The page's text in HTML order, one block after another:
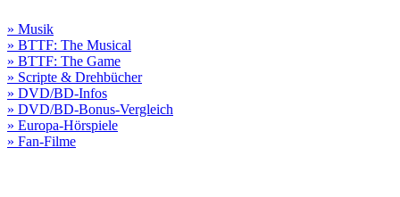
» Musik
» BTTF: The Musical
» BTTF: The Game
» Scripte & Drehbücher
» DVD/BD-Infos
» DVD/BD-Bonus-Vergleich
» Europa-Hörspiele
» Fan-Filme